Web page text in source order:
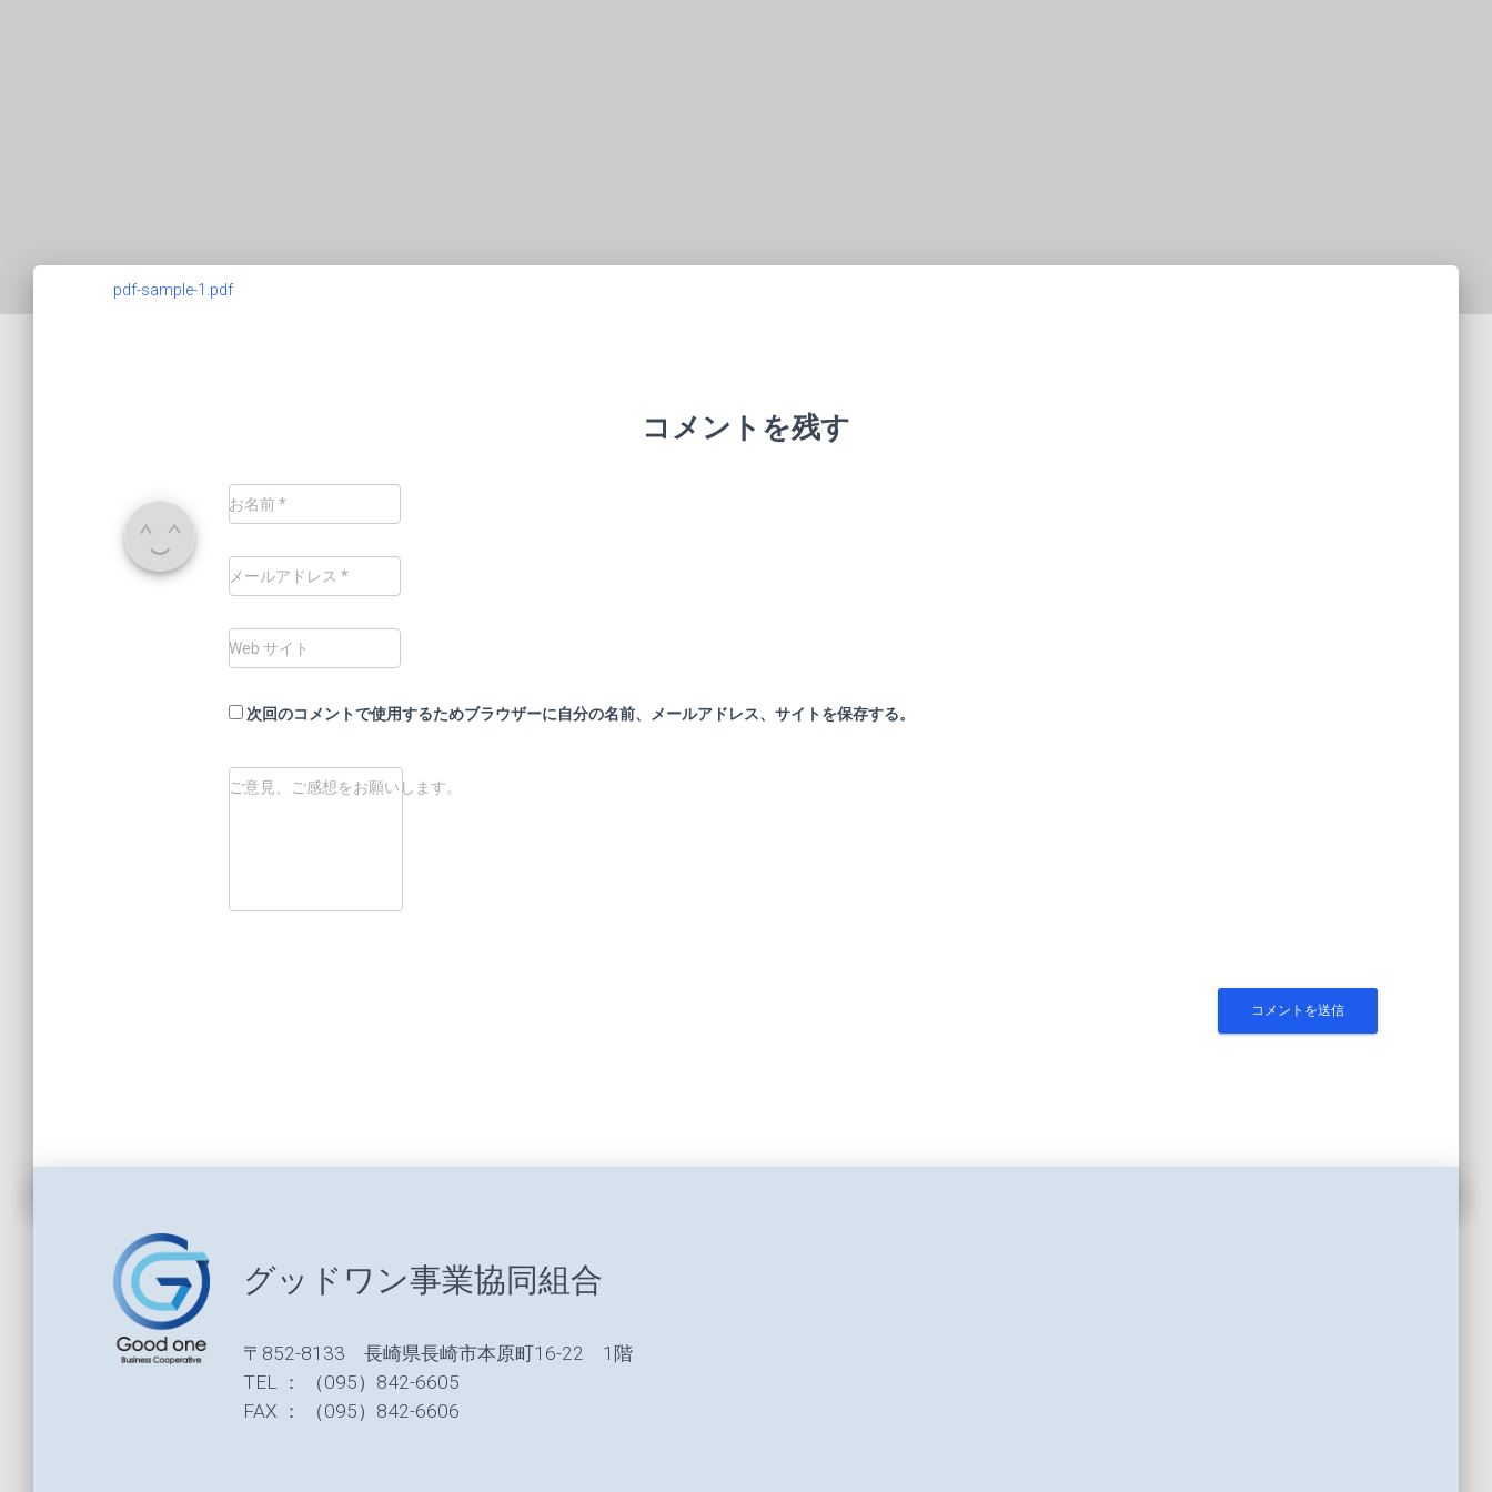
pdf-sample-1.pdf
コメントを残す
お名前*
メールアドレス *
Web サイト
次回のコメントで使用するためブラウザーに自分の名前、メールアドレス、サイトを保存する。
ご意見、ご感想をお願いします。
グッドワン事業協同組合
〒852-8133 長崎県長崎市本原町16-22 1階
TEL ： （095）842-6605
FAX ： （095）842-6606